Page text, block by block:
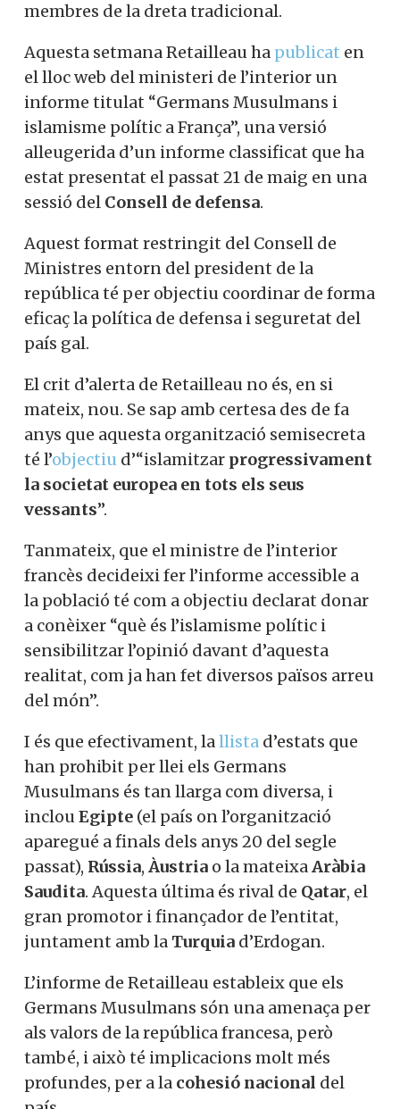
membres de la dreta tradicional.
Aquesta setmana Retailleau ha publicat en
el lloc web del ministeri de l’interior un
informe titulat “Germans Musulmans i
islamisme polític a França”, una versió
alleugerida d’un informe classificat que ha
estat presentat el passat 21 de maig en una
sessió del Consell de defensa.
Aquest format restringit del Consell de
Ministres entorn del president de la
república té per objectiu coordinar de forma
eficaç la política de defensa i seguretat del
país gal.
El crit d’alerta de Retailleau no és, en si
mateix, nou. Se sap amb certesa des de fa
anys que aquesta organització semisecreta
té l’objectiu d’“islamitzar progressivament
la societat europea en tots els seus
vessants”.
Tanmateix, que el ministre de l’interior
francès decideixi fer l’informe accessible a
la població té com a objectiu declarat donar
a conèixer “què és l’islamisme polític i
sensibilitzar l’opinió davant d’aquesta
realitat, com ja han fet diversos països arreu
del món”.
I és que efectivament, lallista d’estats que
han prohibit per llei els Germans
Musulmans és tan llarga com diversa, i
inclouEgipte (el país on l’organització
aparegué a finals dels anys 20 del segle
passat), Rússia, Àustria o la mateixaAràbia
Saudita. Aquesta última és rival de Qatar, el
gran promotor i finançador de l’entitat,
juntament amb la Turquia d’Erdogan.
L’informe de Retailleau estableix que els
Germans Musulmans són una amenaça per
als valors de la república francesa, però
també, i això té implicacions molt més
profundes, per a la cohesió nacional del